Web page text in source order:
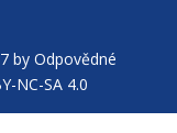
by Odpovědné
NC-SA 4.0